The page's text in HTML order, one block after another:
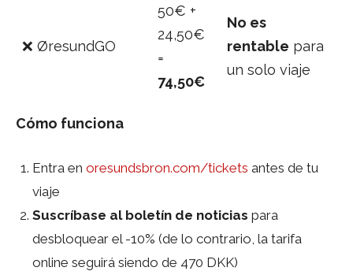
❌ ØresundGO
50€ +
24,50€
=
74,50€
No es
rentable para
un solo viaje
Cómo funciona
Entra en oresundsbron.com/tickets antes de tu
viaje
Suscríbase al boletín de noticias para
desbloquear el -10% (de lo contrario, la tarifa
online seguirá siendo de 470 DKK)